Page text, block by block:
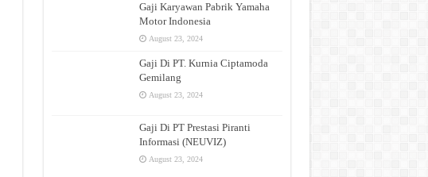
Gaji Karyawan Pabrik Yamaha
Motor Indonesia
August 23, 2024
Gaji Di PT. Kurnia Ciptamoda
Gemilang
August 23, 2024
Gaji Di PT Prestasi Piranti
Informasi (NEUVIZ)
August 23, 2024